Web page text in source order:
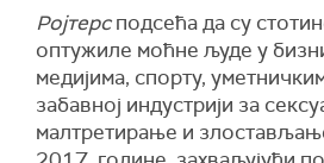
Ројтерсподсећа да су
оптужиле моћне људе у
медијима, спорту,
забавној индустрији за
малтретирање и